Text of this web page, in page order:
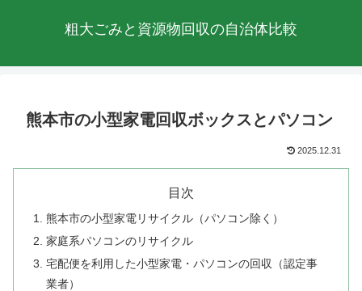
粗大ごみと資源物回収の自治体比較
熊本市の小型家電回収ボックスとパソコン
2025.12.31
目次
熊本市の小型家電リサイクル（パソコン除く）
家庭系パソコンのリサイクル
宅配便を利用した小型家電・パソコンの回収（認定事
業者）